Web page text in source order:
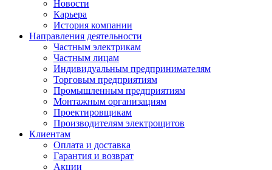
Новости
Карьера
История компании
Направления деятельности
Частным электрикам
Частным лицам
Индивидуальным предпринимателям
Торговым предприятиям
Промышленным предприятиям
Монтажным организациям
Проектировщикам
Производителям электрощитов
Клиентам
Оплата и доставка
Гарантия и возврат
Акции